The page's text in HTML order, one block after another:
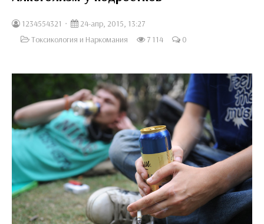
1234554321
24-апр, 2015, 13:27
Токсикология и Наркомания
7 114 0